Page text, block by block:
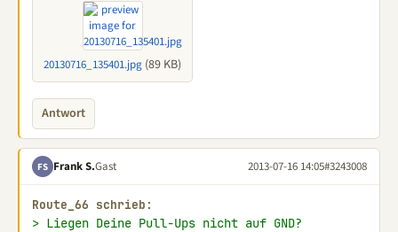
20130716_135401.jpg (89 KB)
Antwort
FS Frank S.Gast 2013-07-16 14:05#3243008
Route_66 schrieb:
> Liegen Deine Pull-Ups nicht auf GND?